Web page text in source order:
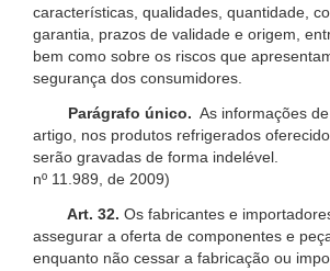
características, qualidades, quantidade,
garantia, prazos de validade e origem,
bem como sobre os riscos que
segurança dos consumidores.
Parágrafo único. As informações
artigo, nos produtos refrigerados
serão gravadas de forma indelével.
nº 11.989, de 2009)
Art. 32. Os fabricantes e
assegurar a oferta de componentes e
enquanto não cessar a fabricação ou